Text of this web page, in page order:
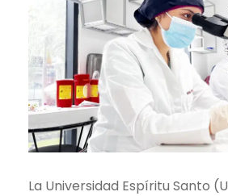
La Universidad Espíritu Santo